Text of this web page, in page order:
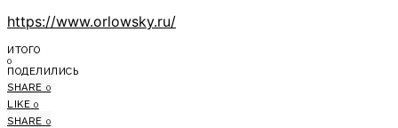
https://www.orlowsky.ru/
ИТОГО
0
ПОДЕЛИЛИСЬ
SHARE 0
LIKE 0
SHARE 0